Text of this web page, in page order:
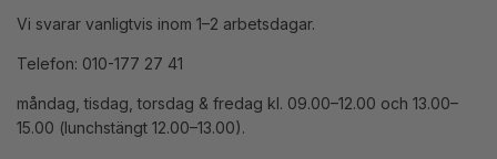
Vi svarar vanligtvis inom 1–2 arbetsdagar.
Telefon: 010-177 27 41
måndag, tisdag, torsdag & fredag kl. 09.00–12.00 och 13.00–
15.00 (lunchstängt 12.00–13.00).